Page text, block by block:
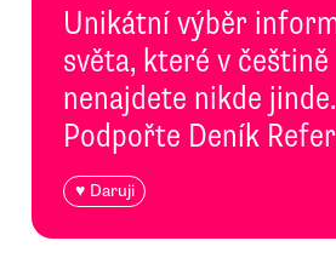
Unikátní výběr
světa, které v češtině
nenajdete nikde jinde.
Podpořte Deník
♥ Daruji